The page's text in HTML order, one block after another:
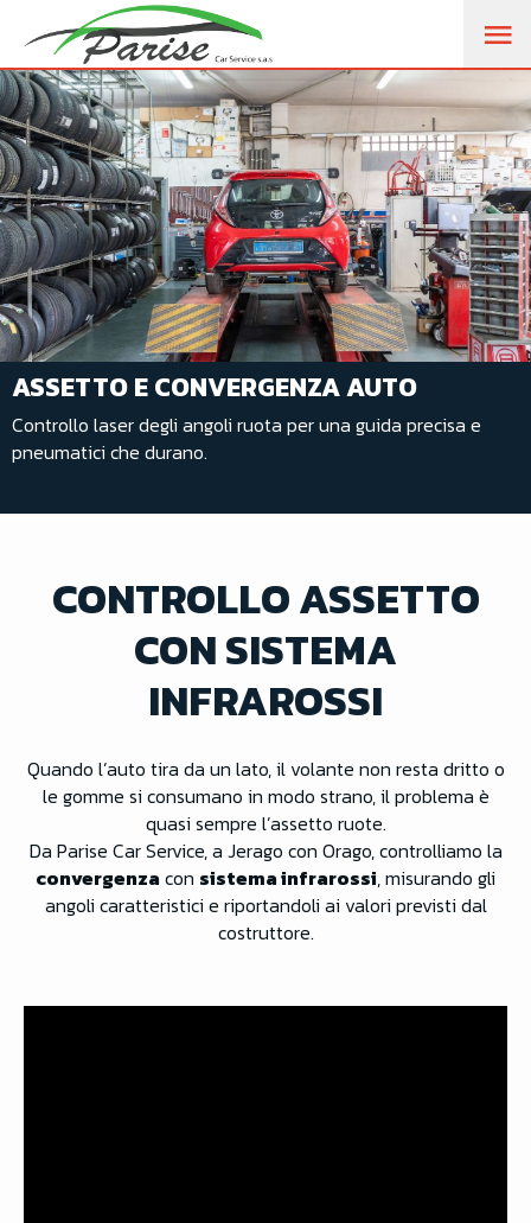
ASSETTO E CONVERGENZA AUTO
Controllo laser degli angoli ruota per una guida precisa e
pneumatici che durano.
CONTROLLO ASSETTO
CON SISTEMA
INFRAROSSI
Quando l’auto tira da un lato, il volante non resta dritto o
le gomme si consumano in modo strano, il problema è
quasi sempre l’assetto ruote.
Da Parise Car Service, a Jerago con Orago, controlliamo la
convergenza con sistema infrarossi, misurando gli
angoli caratteristici e riportandoli ai valori previsti dal
costruttore.